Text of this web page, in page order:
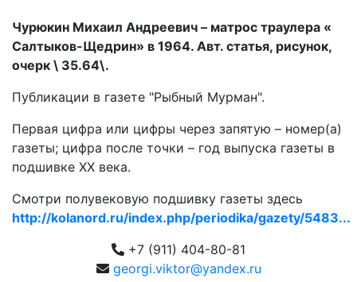
Чурюкин Михаил Андреевич – матрос траулера «
Салтыков-Щедрин» в 1964. Авт. статья, рисунок,
очерк \ 35.64\.
Публикации в газете "Рыбный Мурман".
Первая цифра или цифры через запятую – номер(а)
газеты; цифра после точки – год выпуска газеты в
подшивке ХХ века.
Смотри полувековую подшивку газеты здесь
http://kolanord.ru/index.php/periodika/gazety/5483...
+7 (911) 404-80-81
georgi.viktor@yandex.ru